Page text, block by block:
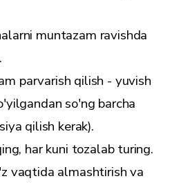
muntazam ravishda
parvarish qilish - yuvish
so'ng barcha
qilish kerak).
har kuni tozalab turing.
vaqtida almashtirish va